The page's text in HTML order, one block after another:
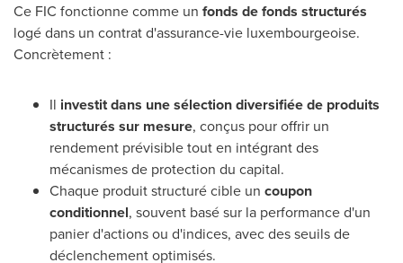
Ce FIC fonctionne comme un fonds de fonds structurés
logé dans un contrat d'assurance-vie luxembourgeoise.
Concrètement :
Il investit dans une sélection diversifiée de produits
structurés sur mesure, conçus pour offrir un
rendement prévisible tout en intégrant des
mécanismes de protection du capital.
Chaque produit structuré cible un coupon
conditionnel, souvent basé sur la performance d'un
panier d'actions ou d'indices, avec des seuils de
déclenchement optimisés.